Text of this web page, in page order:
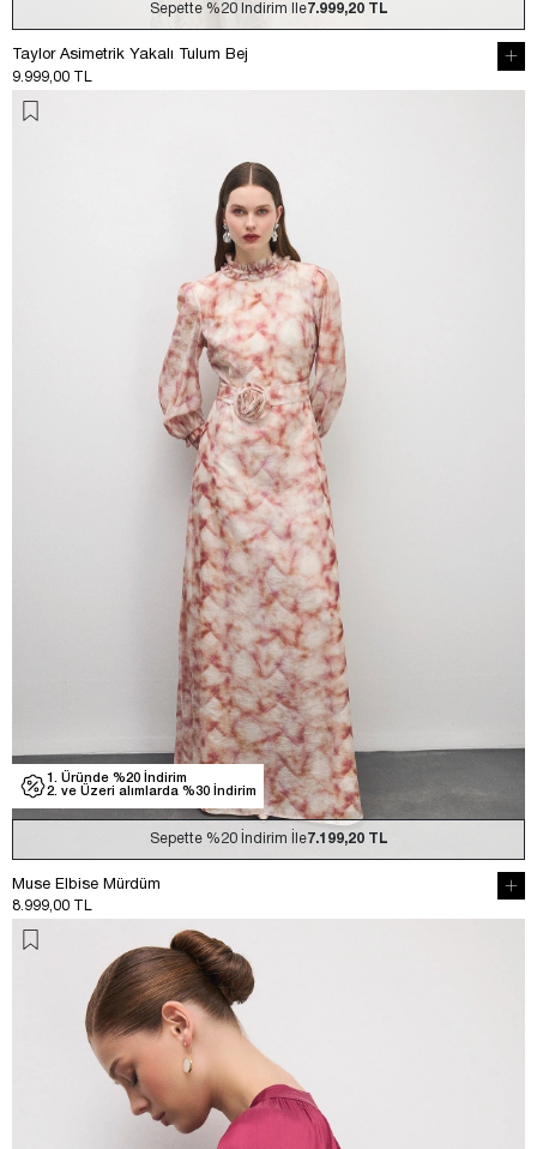
Sepette %20 İndirim İle7.999,20 TL
Taylor Asimetrik Yakalı Tulum Bej
9.999,00 TL
1. Üründe %20 İndirim
2. ve Üzeri alımlarda %30 İndirim
Sepette %20 İndirim İle7.199,20 TL
Muse Elbise Mürdüm
8.999,00 TL